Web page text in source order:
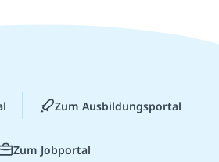
Zum Ausbildungsportal
Zum Jobportal